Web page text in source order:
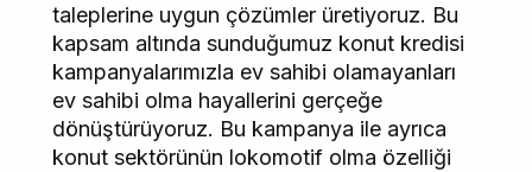
taleplerine uygun çözümler üretiyoruz. Bu
kapsam altında sunduğumuz konut kredisi
kampanyalarımızla ev sahibi olamayanları
ev sahibi olma hayallerini gerçeğe
dönüştürüyoruz. Bu kampanya ile ayrıca
konut sektörünün lokomotif olma özelliği